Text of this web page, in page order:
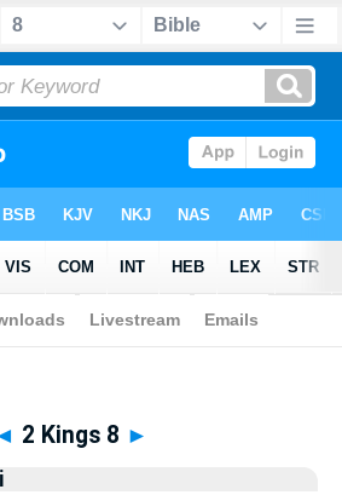
>Hungarian: Karoli > 2 Kings 8
2 Kings 8 ►